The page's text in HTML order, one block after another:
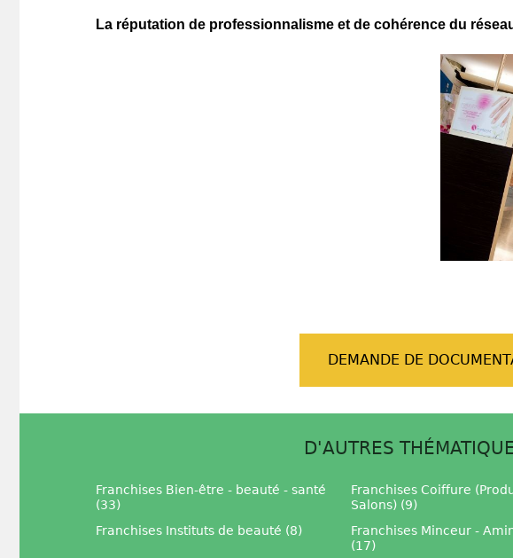
La réputation de professionnalisme et de cohérence du
DEMANDE DE
D'AUTRES
Franchises Bien-être - beauté - santé
(33)
Franchises Coiffure
Salons) (9)
Franchises Instituts de beauté (8)
Franchises Minceur -
(17)